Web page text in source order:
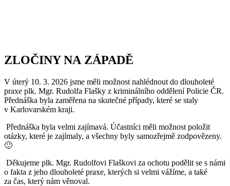
ZLOČINY NA ZÁPADĚ
V úterý 10. 3. 2026 jsme měli možnost nahlédnout do dlouholeté
praxe plk. Mgr. Rudolfa Flašky z kriminálního oddělení Policie ČR.
Přednáška byla zaměřena na skutečné případy, které se staly
v Karlovarském kraji.
Přednáška byla velmi zajímavá. Účastníci měli možnost položit
otázky, které je zajímaly, a všechny byly samozřejmě zodpovězeny.
🙂
Děkujeme plk. Mgr. Rudolfovi Flaškovi za ochotu podělit se s námi
o fakta z jeho dlouholeté praxe, kterých si velmi vážíme, a také
za čas, který nám věnoval.